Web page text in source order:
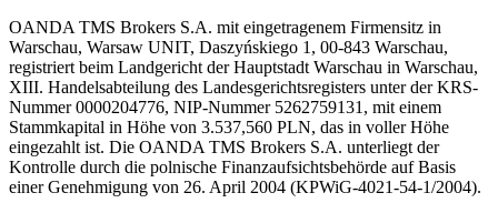
OANDA TMS Brokers S.A. mit eingetragenem Firmensitz in
Warschau, Warsaw UNIT, Daszyńskiego 1, 00-843 Warschau,
registriert beim Landgericht der Hauptstadt Warschau in Warschau,
XIII. Handelsabteilung des Landesgerichtsregisters unter der KRS-
Nummer 0000204776, NIP-Nummer 5262759131, mit einem
Stammkapital in Höhe von 3.537,560 PLN, das in voller Höhe
eingezahlt ist. Die OANDA TMS Brokers S.A. unterliegt der
Kontrolle durch die polnische Finanzaufsichtsbehörde auf Basis
einer Genehmigung von 26. April 2004 (KPWiG-4021-54-1/2004).